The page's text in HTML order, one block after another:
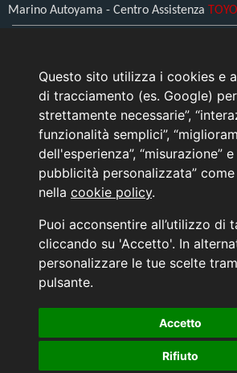
Questo sito utilizza i cookies e
di tracciamento (es. Google)
strettamente necessarie”,
funzionalità semplici”,
dell'esperienza”, “misurazione”
pubblicità personalizzata”
nella cookie policy.
Puoi acconsentire all’utilizzo di
cliccando su 'Accetto'. In
personalizzare le tue scelte
pulsante.
Accetto
Rifiuto
Marino Autoyama - Centro Assistenza
Monopoli (BA) - Umberto Saba 1
> L'azienda
> Come raggiungerci
> Contattaci
Informativa sulla Privacy
INFORMATIVA AI SENSI DELL'ART. 79 DEL
Aggiorna le tue preferenze di consenso alle